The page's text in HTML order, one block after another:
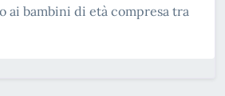
ai bambini di età compresa tra